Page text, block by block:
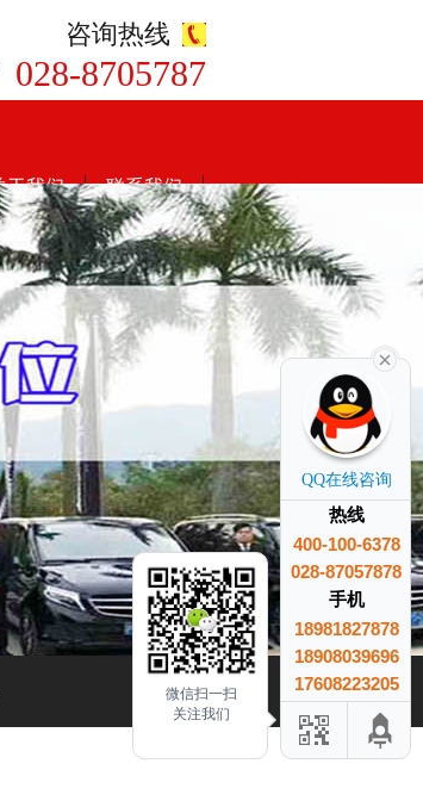
咨询热线
8705787
于我们 联系我们
QQ在线咨询
热线
400-100-6378
028-87057878
手机
18981827878
18908039696
17608223205
微信扫一扫
关注我们